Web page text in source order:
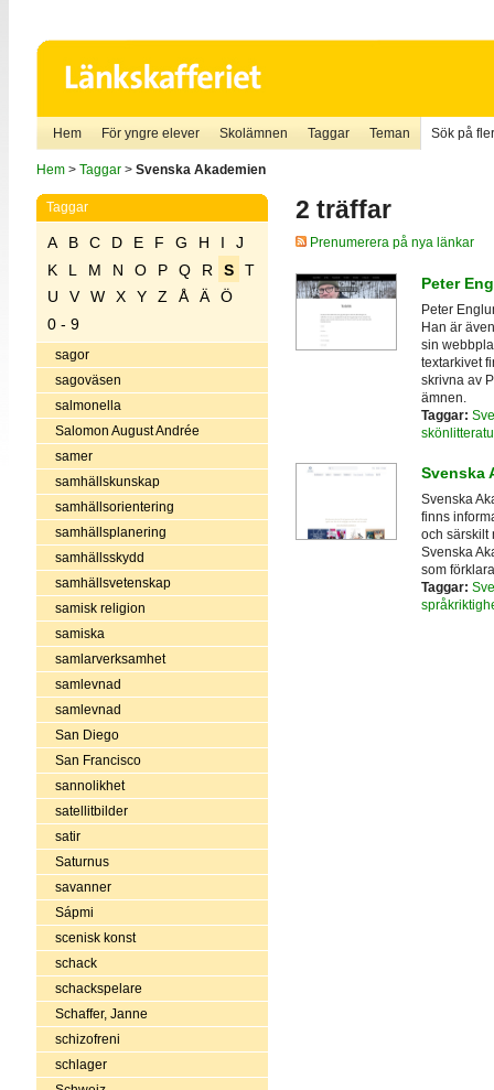
Hem För yngre elever Skolämnen Taggar Teman Sök på
Hem> Taggar> Svenska Akademien
Taggar
A B C D E F G H I
J
K
L M N O P Q R S
T
U
V W X Y Z Å Ä
Ö
0 - 9
sagor
sagoväsen
salmonella
Salomon August Andrée
samer
samhällskunskap
samhällsorientering
samhällsplanering
samhällsskydd
samhällsvetenskap
samisk religion
samiska
samlarverksamhet
samlevnad
samlevnad
San Diego
San Francisco
sannolikhet
satellitbilder
satir
Saturnus
savanner
Sápmi
scenisk konst
schack
schackspelare
Schaffer, Janne
schizofreni
schlager
2 träffar
Prenumerera på nya länkar
Peter
Peter
Han är
sin
textarkivet
skrivna av
ämnen.
Taggar:
Svenska
Svenska
finns
och särskilt
Svenska
som
Taggar: